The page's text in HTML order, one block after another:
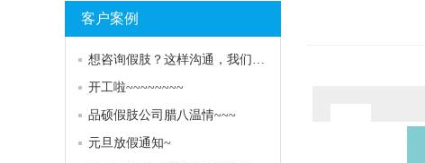
客户案例
想咨询假肢？这样沟通，我们能更快更好地帮到您！
开工啦~~~~~~~~
品硕假肢公司腊八温情~~~
元旦放假通知~